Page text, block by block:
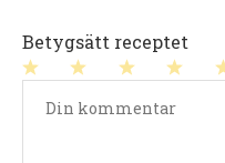
Betygsätt receptet
stjärnor
stjärnor
stjärnor
stjärna